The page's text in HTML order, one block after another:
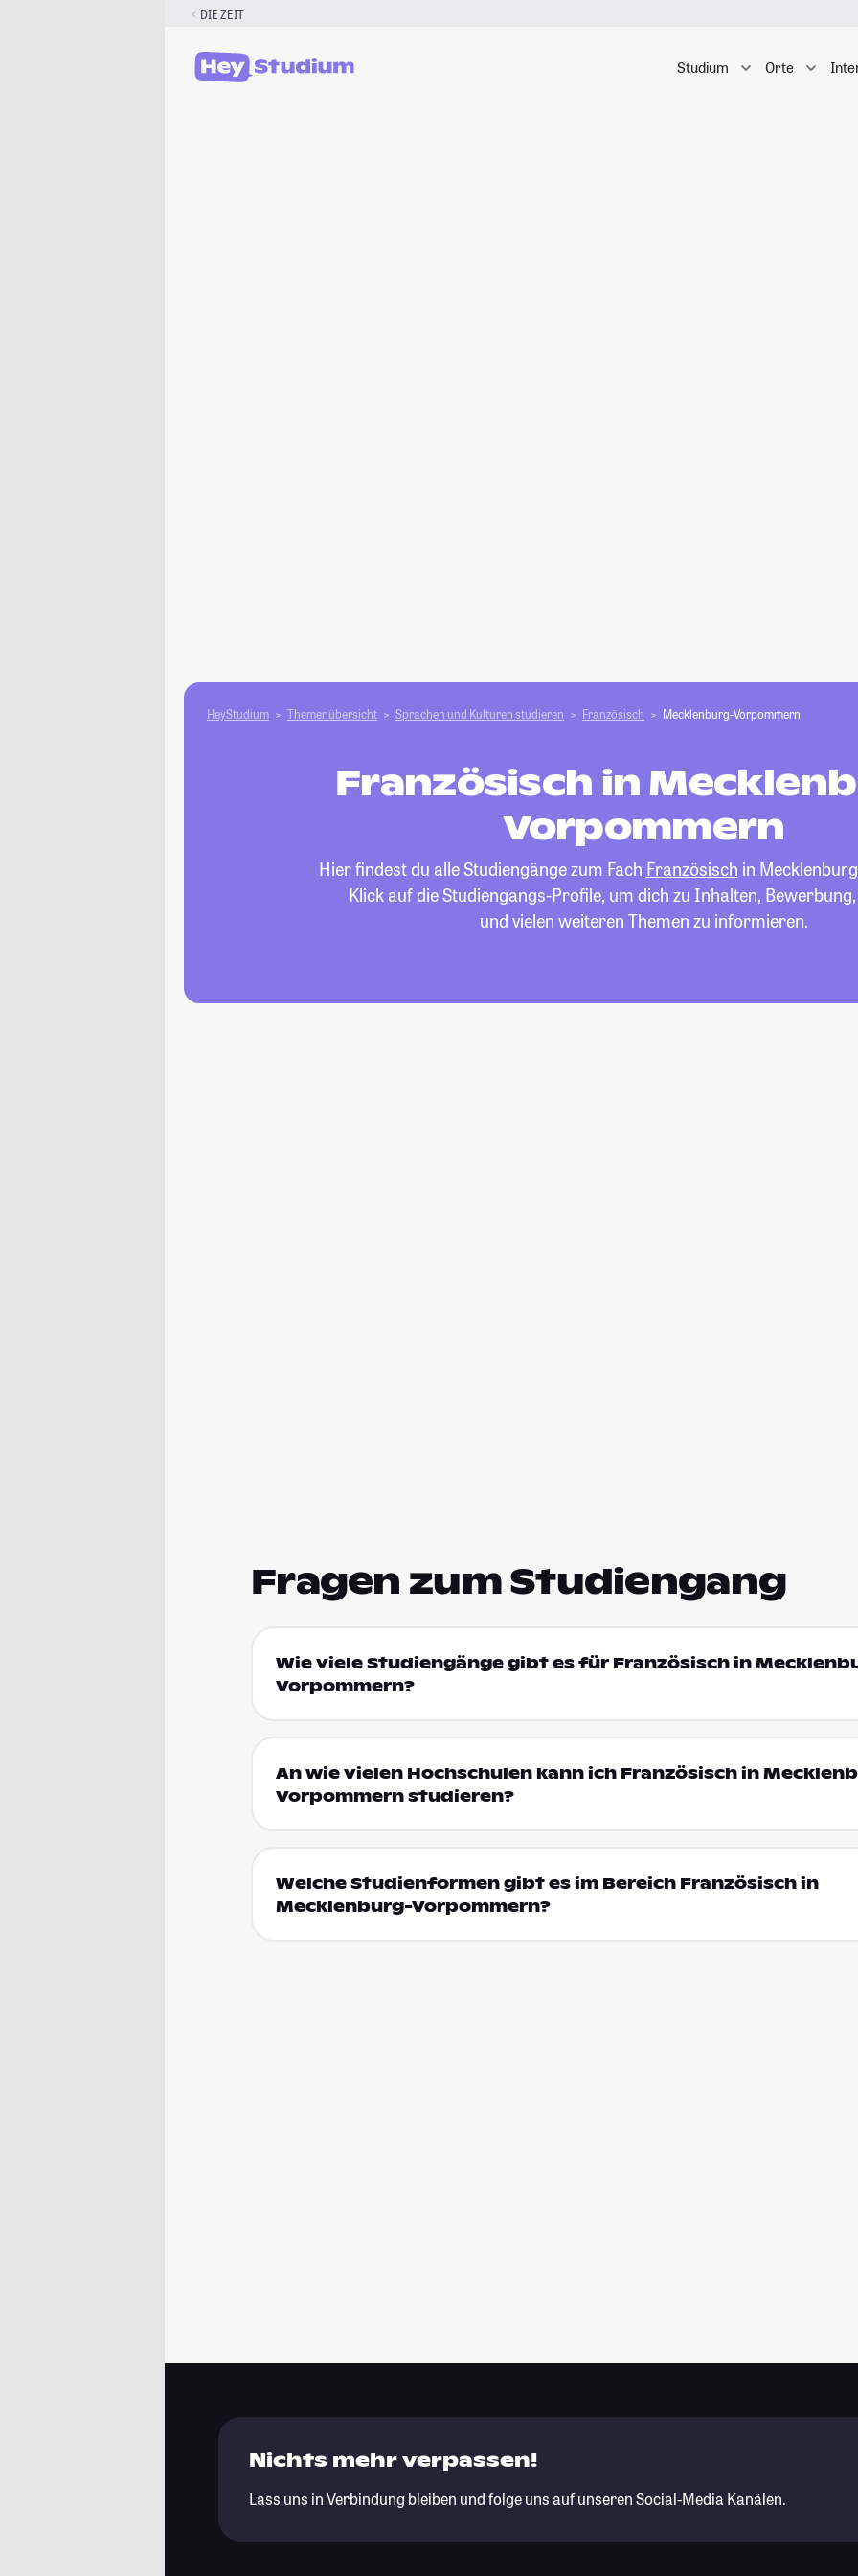
DIE ZEIT
Studium Orte
HeyStudium Themenübersicht Sprachen und Kulturen studieren Französisch Mecklenburg-Vorpommern
Französisch in
Vorpommern
Hier findest du alle Studiengänge zum Fach Französisch in
Klick auf die Studiengangs-Profile, um dich zu Inhalten,
und vielen weiteren Themen zu informieren.
Fragen zum Studiengang
Wie viele Studiengänge gibt es für Französisch in
Vorpommern?
An wie vielen Hochschulen kann ich Französisch in
Vorpommern studieren?
Welche Studienformen gibt es im Bereich Französisch in
Mecklenburg-Vorpommern?
Nichts mehr verpassen!
Lass uns in Verbindung bleiben und folge uns auf unseren Social-Media Kanälen.